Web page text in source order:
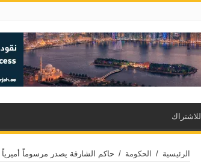
للاشتراك
الرئيسية / الحكومة / حاكم الشارقة يصدر مرسوماً